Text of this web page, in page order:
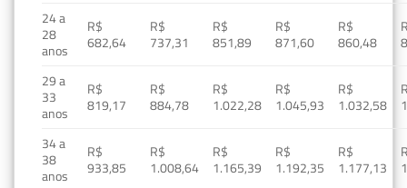
24 a
28
anos
R$
682,64
R$
737,31
R$
851,89
R$
871,60
R$
860,48
29 a
33
anos
R$
819,17
R$
884,78
R$
1.022,28
R$
1.045,93
R$
1.032,58
34 a
38
anos
R$
933,85
R$
1.008,64
R$
1.165,39
R$
1.192,35
R$
1.177,13